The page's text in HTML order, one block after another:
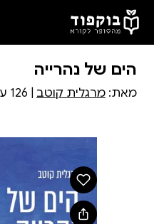
דלג לתוכן הראשי
הים של נהרייה
מאת: מרגלית קוטב